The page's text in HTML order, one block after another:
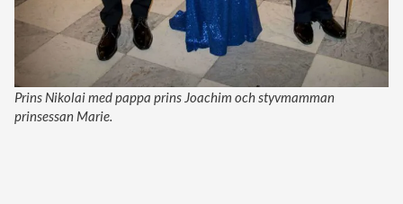
Prins Nikolai med pappa prins Joachim och styvmamman
prinsessan Marie.